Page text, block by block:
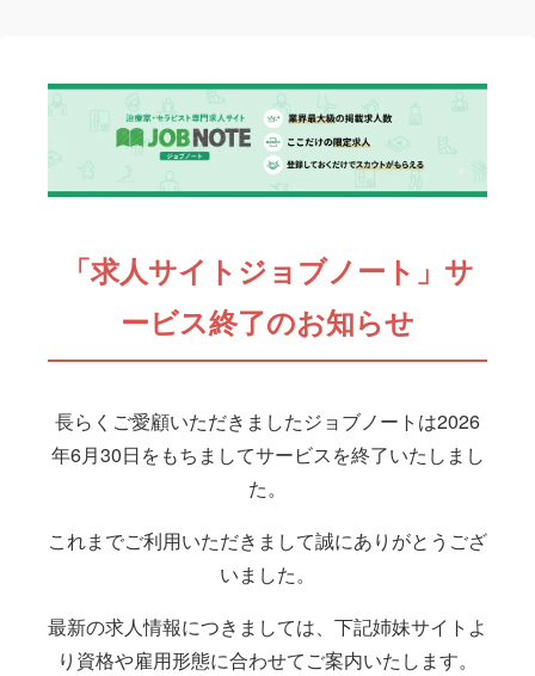
「求人サイトジョブノート」サ
ービス終了のお知らせ
長らくご愛顧いただきましたジョブノートは2026
年6月30日をもちましてサービスを終了いたしまし
た。
これまでご利用いただきまして誠にありがとうござ
いました。
最新の求人情報につきましては、下記姉妹サイトよ
り資格や雇用形態に合わせてご案内いたします。